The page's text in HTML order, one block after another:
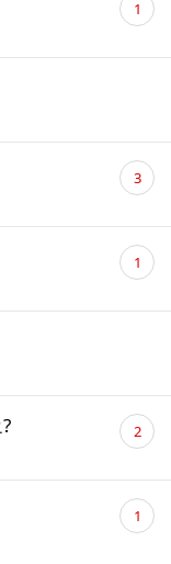
글 1
댓
글 3
댓
글 1
댓
글 2
댓
글 1